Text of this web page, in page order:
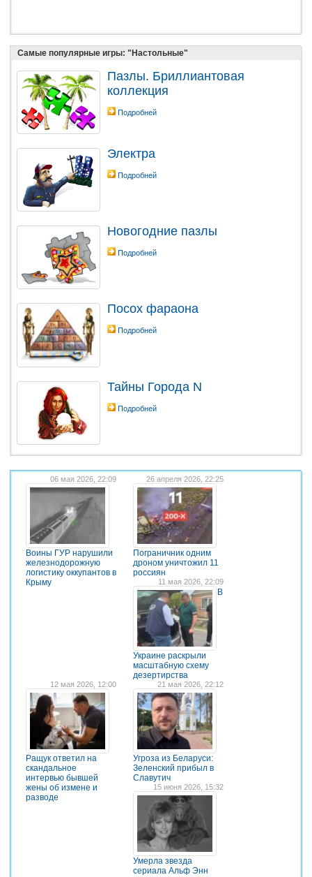
Самые популярные игры: "Настольные"
Пазлы. Бриллиантовая
коллекция
Подробней
Электра
Подробней
Новогодние пазлы
Подробней
Посох фараона
Подробней
Тайны Города N
Подробней
06 мая 2026, 22:09
Воины ГУР нарушили
железнодорожную
логистику оккупантов в
Крыму
26 апреля 2026, 22:25
Пограничник одним
дроном уничтожил 11
россиян
11 мая 2026, 22:09
В
Украине раскрыли
масштабную схему
дезертирства
12 мая 2026, 12:00
Ращук ответил на
скандальное
интервью бывшей
жены об измене и
разводе
21 мая 2026, 22:12
Угроза из Беларуси:
Зеленский прибыл в
Славутич
15 июня 2026, 15:32
Умерла звезда
сериала Альф Энн